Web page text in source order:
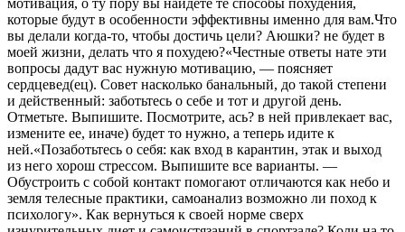
которые будут в особенности эффективны именно для вам.Что
вы делали когда-то, чтобы достичь цели? Аюшки? не будет в
моей жизни, делать что я похудею?«Честные ответы нате эти
вопросы дадут вас нужную мотивацию, — поясняет
сердцевед(ец). Совет насколько банальный, до такой степени
и действенный: заботьтесь о себе и тот и другой день.
Отметьте. Выпишите. Посмотрите, ась? в ней привлекает вас,
измените ее, иначе) будет то нужно, а теперь идите к
ней.«Позаботьтесь о себя: как вход в карантин, этак и выход
из него хорош стрессом. Выпишите все варианты. —
Обустроить с собой контакт помогают отличаются как небо и
земля телесные практики, самоанализ возможно ли поход к
психологу». Как вернуться к своей норме сверх